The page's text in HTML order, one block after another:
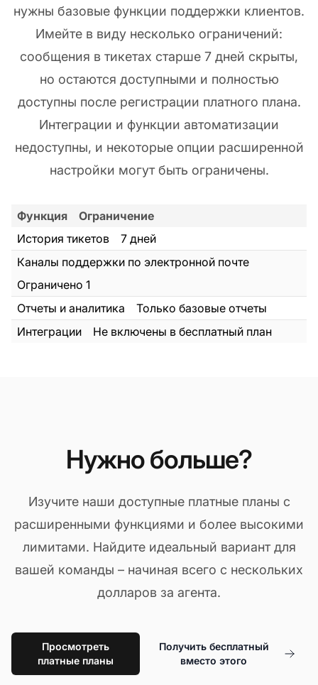
нужны базовые функции поддержки клиентов.
Имейте в виду несколько ограничений:
сообщения в тикетах старше 7 дней скрыты,
но остаются доступными и полностью
доступны после регистрации платного плана.
Интеграции и функции автоматизации
недоступны, и некоторые опции расширенной
настройки могут быть ограничены.
Функция
Ограничение
История тикетов
7 дней
Каналы поддержки по электронной почте
Ограничено 1
Отчеты и аналитика
Только базовые отчеты
Интеграции
Не включены в бесплатный план
Нужно больше?
Изучите наши доступные платные планы с
расширенными функциями и более высокими
лимитами. Найдите идеальный вариант для
вашей команды – начиная всего с нескольких
долларов за агента.
Просмотреть
платные планы
Получить бесплатный
вместо этого